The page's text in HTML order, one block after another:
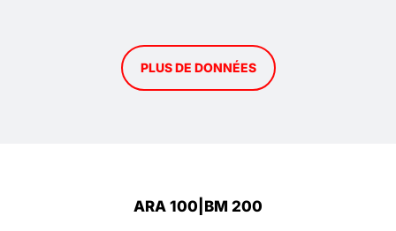
PLUS DE DONNÉES
ARA 100|BM 200